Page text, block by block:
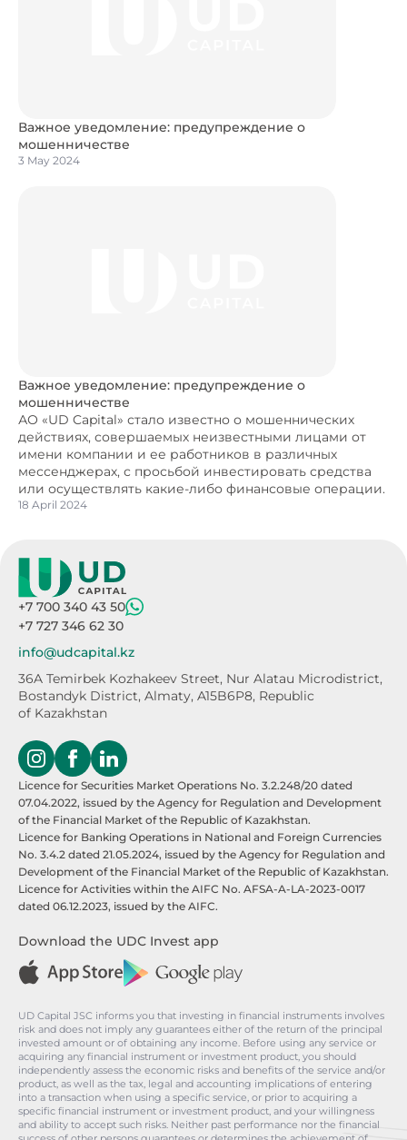
Важное уведомление: предупреждение о
мошенничестве
3 May 2024
Важное уведомление: предупреждение о
мошенничестве
АО «UD Capital» стало известно о мошеннических
действиях, совершаемых неизвестными лицами от
имени компании и ее работников в различных
мессенджерах, с просьбой инвестировать средства
или осуществлять какие-либо финансовые операции.
18 April 2024
+7 700 340 43 50
+7 727 346 62 30
info@udcapital.kz
36A Temirbek Kozhakeev Street, Nur Alatau Microdistrict,
Bostandyk District, Almaty, A15B6P8, Republic
of Kazakhstan
Licence for Securities Market Operations No. 3.2.248/20 dated
07.04.2022, issued by the Agency for Regulation and Development
of the Financial Market of the Republic of Kazakhstan.
Licence for Banking Operations in National and Foreign Currencies
No. 3.4.2 dated 21.05.2024, issued by the Agency for Regulation and
Development of the Financial Market of the Republic of Kazakhstan.
Licence for Activities within the AIFC No. AFSA-A-LA-2023-0017
dated 06.12.2023, issued by the AIFC.
Download the UDC Invest app
UD Capital JSC informs you that investing in financial instruments involves
risk and does not imply any guarantees either of the return of the principal
invested amount or of obtaining any income. Before using any service or
acquiring any financial instrument or investment product, you should
independently assess the economic risks and benefits of the service and/or
product, as well as the tax, legal and accounting implications of entering
into a transaction when using a specific service, or prior to acquiring a
specific financial instrument or investment product, and your willingness
and ability to accept such risks. Neither past performance nor the financial